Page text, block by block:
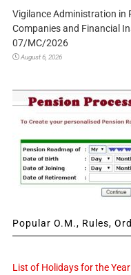
Vigilance Administration in
Companies and Financial
07/MC/2026
August 6, 2026
Popular O.M., Rules,
List of Holidays for the